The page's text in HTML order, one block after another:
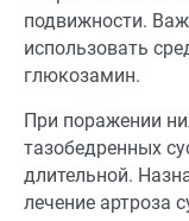
подвижности.
использовать
глюкозамин.
При поражении
тазобедренных
длительной.
лечение артроза